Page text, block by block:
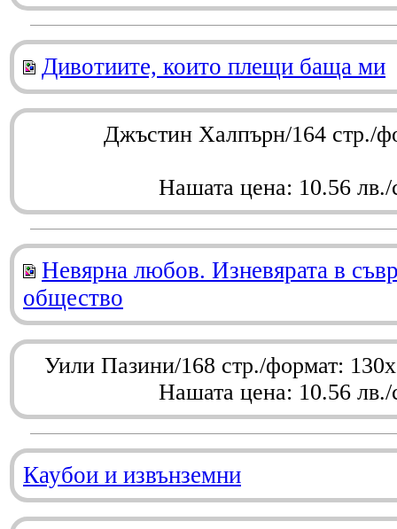
Дивотиите, които плещи баща ми
Джъстин Халпърн/164 стр./
Нашата цена: 10.56 лв./
Невярна любов. Изневярата в
общество
Уили Пазини/168 стр./формат:
Нашата цена: 10.56 лв./
Каубои и извънземни